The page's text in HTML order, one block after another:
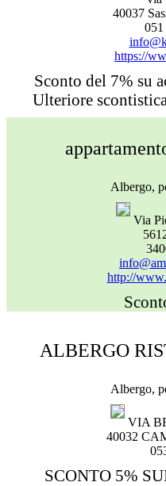
40037
051
https://
Sconto del 7% su
Ulteriore
Albergo,
Via
http://
ALBERGO
Albergo,
VIA
40032
SCONTO 5%